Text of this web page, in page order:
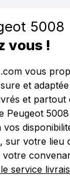
5008
vous !
vous
et
et partout
Peugeot
sur votre lieu
service